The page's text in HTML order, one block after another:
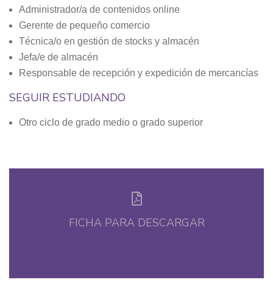
Administrador/a de contenidos online
Gerente de pequeño comercio
Técnica/o en gestión de stocks y almacén
Jefa/e de almacén
Responsable de recepción y expedición de mercancías
SEGUIR ESTUDIANDO
Otro ciclo de grado medio o grado superior
FICHA PARA DESCARGAR